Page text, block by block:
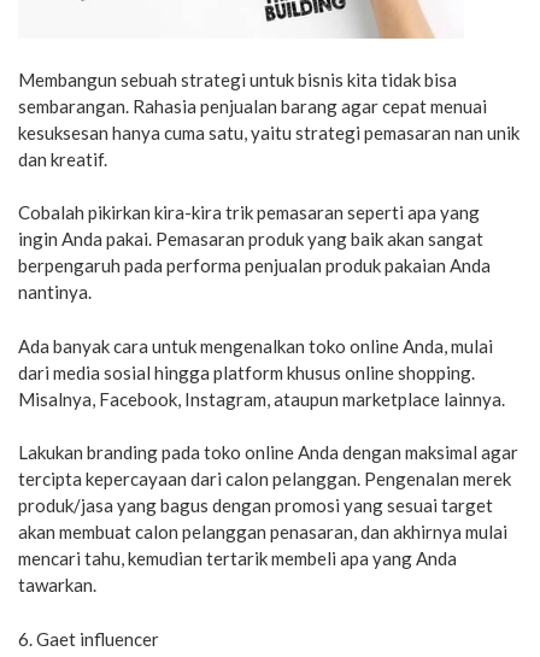
Membangun sebuah strategi untuk bisnis kita tidak bisa
sembarangan. Rahasia penjualan barang agar cepat menuai
kesuksesan hanya cuma satu, yaitu strategi pemasaran nan unik
dan kreatif.
Cobalah pikirkan kira-kira trik pemasaran seperti apa yang
ingin Anda pakai. Pemasaran produk yang baik akan sangat
berpengaruh pada performa penjualan produk pakaian Anda
nantinya.
Ada banyak cara untuk mengenalkan toko online Anda, mulai
dari media sosial hingga platform khusus online shopping.
Misalnya, Facebook, Instagram, ataupun marketplace lainnya.
Lakukan branding pada toko online Anda dengan maksimal agar
tercipta kepercayaan dari calon pelanggan. Pengenalan merek
produk/jasa yang bagus dengan promosi yang sesuai target
akan membuat calon pelanggan penasaran, dan akhirnya mulai
mencari tahu, kemudian tertarik membeli apa yang Anda
tawarkan.
6. Gaet influencer